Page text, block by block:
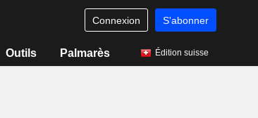
Connexion S'abonner
Outils Palmarès Édition suisse